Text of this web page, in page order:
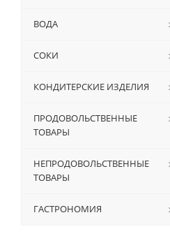
ВОДА
СОКИ
КОНДИТЕРСКИЕ ИЗДЕЛИЯ
ПРОДОВОЛЬСТВЕННЫЕ
ТОВАРЫ
НЕПРОДОВОЛЬСТВЕННЫЕ
ТОВАРЫ
ГАСТРОНОМИЯ